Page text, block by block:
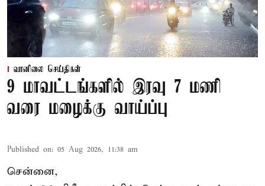
வானிலை செய்திகள்
9 மாவட்டங்களில் இரவு 7 மணி
வரை மழைக்கு வாய்ப்பு
Published on: 05 Aug 2026, 11:38 am
சென்னை,